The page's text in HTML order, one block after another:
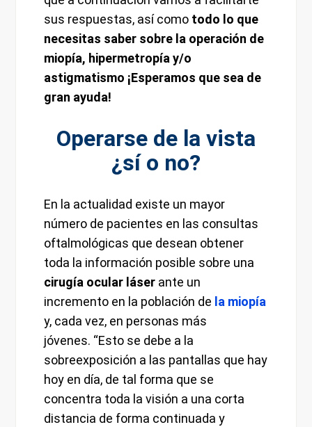
sus respuestas, así como todo lo que
necesitas saber sobre la operación de
miopía, hipermetropía y/o
astigmatismo ¡Esperamos que sea de
gran ayuda!
Operarse de la vista
¿sí o no?
En la actualidad existe un mayor
número de pacientes en las consultas
oftalmológicas que desean obtener
toda la información posible sobre una
cirugía ocular láser ante un
incremento en la población de la miopía
y, cada vez, en personas más
jóvenes. “Esto se debe a la
sobreexposición a las pantallas que hay
hoy en día, de tal forma que se
concentra toda la visión a una corta
distancia de forma continuada y